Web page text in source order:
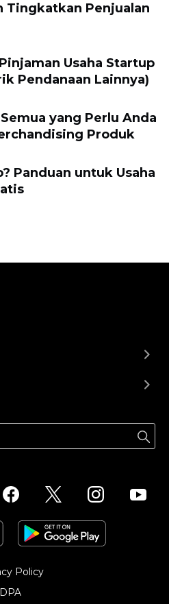
Tingkatkan Penjualan
Usaha Startup
Pendanaan Lainnya)
yang Perlu Anda
Produk
Panduan untuk Usaha
Policy
DPA